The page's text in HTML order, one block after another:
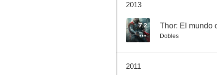
2013
7.2 Thor: El mundo
Dobles
2011